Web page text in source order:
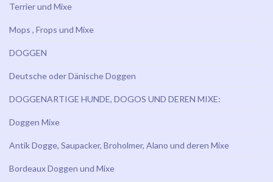
Terrier und Mixe
Mops , Frops und Mixe
DOGGEN
Deutsche oder Dänische Doggen
DOGGENARTIGE HUNDE, DOGOS UND DEREN MIXE:
Doggen Mixe
Antik Dogge, Saupacker, Broholmer, Alano und deren Mixe
Bordeaux Doggen und Mixe